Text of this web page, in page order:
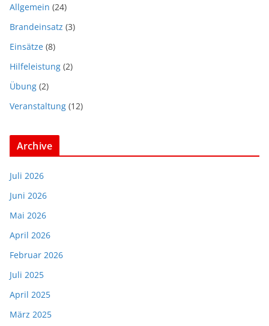
Allgemein (24)
Brandeinsatz (3)
Einsätze (8)
Hilfeleistung (2)
Übung (2)
Veranstaltung (12)
Archive
Juli 2026
Juni 2026
Mai 2026
April 2026
Februar 2026
Juli 2025
April 2025
März 2025